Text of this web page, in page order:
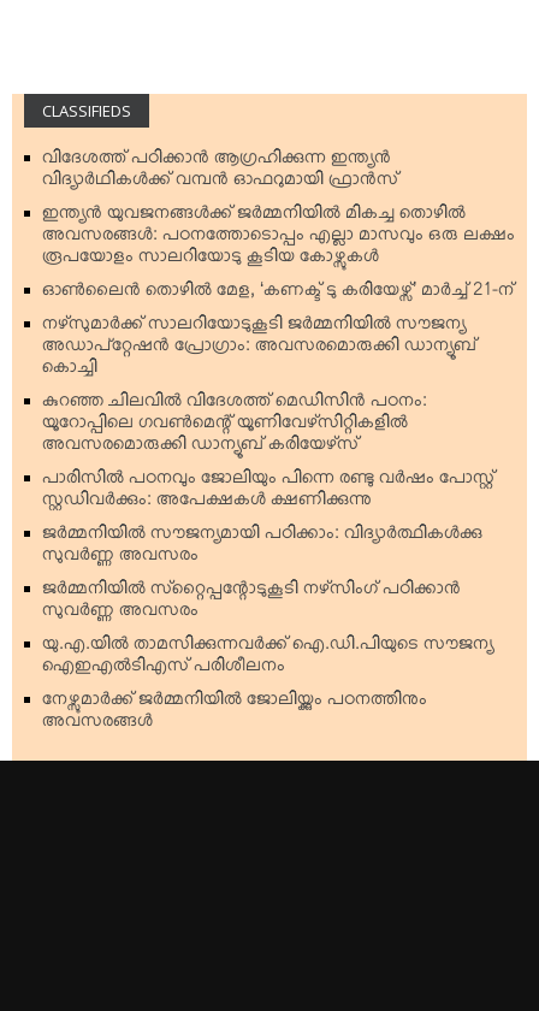
CLASSIFIEDS
വിദേശത്ത് പഠിക്കാന്‍ ആഗ്രഹിക്കുന്ന ഇന്ത്യന്‍
വിദ്യാര്‍ഥികള്‍ക്ക് വമ്പന്‍ ഓഫറുമായി ഫ്രാന്‍സ്
ഇന്ത്യന്‍ യുവജനങ്ങള്‍ക്ക് ജര്‍മ്മനിയില്‍ മികച്ച തൊഴില്‍
അവസരങ്ങള്‍: പഠനത്തോടൊപ്പം എല്ലാ മാസവും ഒരു ലക്ഷം
രൂപയോളം സാലറിയോടു കൂടിയ കോഴ്സുകള്‍
ഓണ്‍ലൈന്‍ തൊഴില്‍ മേള, ‘കണക്ട് ടു കരിയേഴ്സ്’ മാര്‍ച്ച് 21-ന്
നഴ്‌സുമാര്‍ക്ക് സാലറിയോടുകൂടി ജര്‍മ്മനിയില്‍ സൗജന്യ
അഡാപ്റ്റേഷന്‍ പ്രോഗ്രാം: അവസരമൊരുക്കി ഡാന്യൂബ്
കൊച്ചി
കുറഞ്ഞ ചിലവില്‍ വിദേശത്ത് മെഡിസിന്‍ പഠനം:
യൂറോപ്പിലെ ഗവണ്‍മെന്റ് യൂണിവേഴ്‌സിറ്റികളില്‍
അവസരമൊരുക്കി ഡാന്യൂബ് കരിയേഴ്‌സ്
പാരിസില്‍ പഠനവും ജോലിയും പിന്നെ രണ്ടു വര്‍ഷം പോസ്റ്റ്
സ്റ്റഡിവര്‍ക്കും: അപേക്ഷകള്‍ ക്ഷണിക്കുന്നു
ജര്‍മ്മനിയില്‍ സൗജന്യമായി പഠിക്കാം: വിദ്യാര്‍ത്ഥികള്‍ക്കു
സുവര്‍ണ്ണ അവസരം
ജര്‍മ്മനിയില്‍ സ്‌റ്റൈപ്പന്റോടുകൂടി നഴ്‌സിംഗ് പഠിക്കാന്‍
സുവര്‍ണ്ണ അവസരം
യു.എ.യില്‍ താമസിക്കുന്നവര്‍ക്ക് ഐ.ഡി.പിയുടെ സൗജന്യ
ഐഇഎല്‍ടിഎസ് പരിശീലനം
നേഴ്സുമാര്‍ക്ക് ജര്‍മ്മനിയില്‍ ജോലിയ്ക്കും പഠനത്തിനും
അവസരങ്ങള്‍